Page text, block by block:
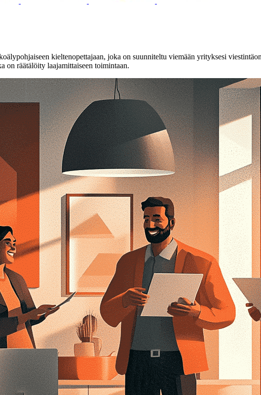
kieltenopettajaan, joka on suunniteltu viemään yrityksesi
on räätälöity laajamittaiseen toimintaan.